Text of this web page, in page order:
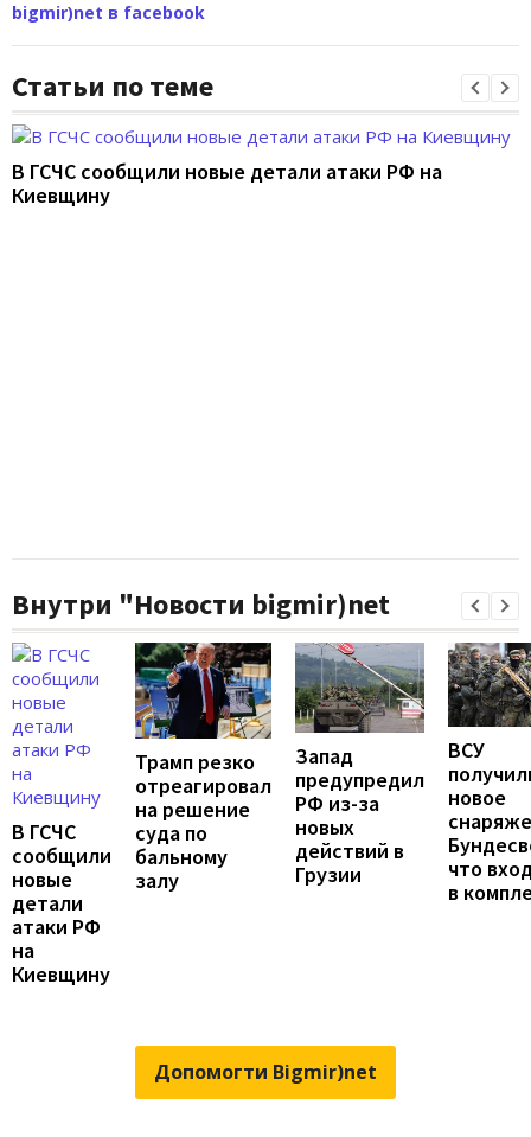
bigmir)net в facebook
Статьи по теме
В ГСЧС сообщили новые детали атаки РФ на
Киевщину
Внутри "Новости bigmir)net
В ГСЧС
сообщили
новые
детали
атаки РФ
на
Киевщину
Трамп резко
отреагировал
на решение
суда по
бальному
залу
Запад
предупредил
РФ из-за
новых
действий в
Грузии
ВСУ
новое
что
в
Допомогти Bigmir)net